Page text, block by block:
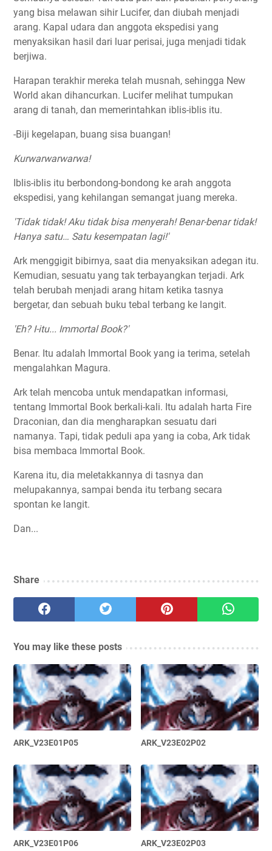
yang bisa melawan sihir Lucifer, dan diubah menjadi
arang. Kapal udara dan anggota ekspedisi yang
menyaksikan hasil dari luar perisai, juga menjadi tidak
berjiwa.
Harapan terakhir mereka telah musnah, sehingga New
World akan dihancurkan. Lucifer melihat tumpukan
arang di tanah, dan memerintahkan iblis-iblis itu.
-Biji kegelapan, buang sisa buangan!
Kurwarwarwarwa!
Iblis-iblis itu berbondong-bondong ke arah anggota
ekspedisi, yang kehilangan semangat juang mereka.
'Tidak tidak! Aku tidak bisa menyerah! Benar-benar tidak!
Hanya satu… Satu kesempatan lagi!'
Ark menggigit bibirnya, saat dia menyaksikan adegan itu.
Kemudian, sesuatu yang tak terbayangkan terjadi. Ark
telah berubah menjadi arang hitam ketika tasnya
bergetar, dan sebuah buku tebal terbang ke langit.
'Eh? I-itu... Immortal Book?'
Benar. Itu adalah Immortal Book yang ia terima, setelah
mengalahkan Magura.
Ark telah mencoba untuk mendapatkan informasi,
tentang Immortal Book berkali-kali. Itu adalah harta Fire
Draconian, dan dia mengharapkan sesuatu dari
namanya. Tapi, tidak peduli apa yang ia coba, Ark tidak
bisa membaca Immortal Book.
Karena itu, dia meletakkannya di tasnya dan
melupakannya, sampai benda itu terbang secara
spontan ke langit.
Dan...
Share
You may like these posts
ARK_V23E01P05 ARK_V23E02P02
ARK_V23E01P06 ARK_V23E02P03